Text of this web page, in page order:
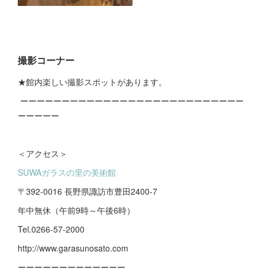
撮影コーナー
★館内楽しい撮影スポットがあります。
ーーーーーーーーーーーーーーーーーーーーーーーーーーー
ーーーーー
＜アクセス＞
SUWAガラスの里の美術館
〒392-0016 長野県諏訪市豊田2400-7
年中無休（午前9時～午後6時）
Tel.0266-57-2000
http://www.garasunosato.com
ーーーーーーーーーーーーー